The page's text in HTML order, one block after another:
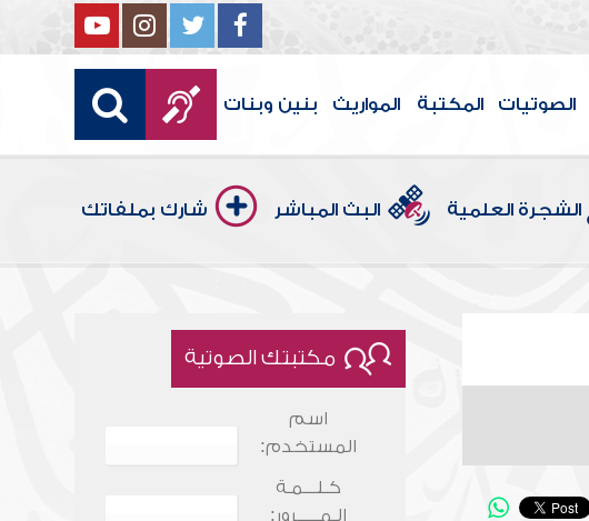
الصوتيات المكتبة المواريث بنين وبنات
الشجرة العلمية البث المباشر شارك بملفاتك
مكتبتك الصوتية
اسم
المستخدم:
كـلـــمـة
الـمـــــرور: